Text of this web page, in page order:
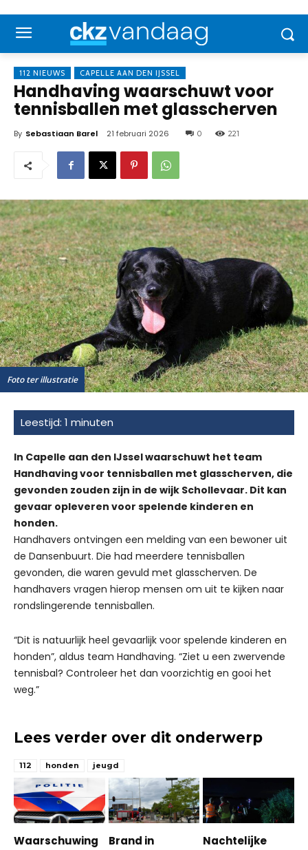
112 NIEUWS CAPELLE AAN DEN IJSSEL
Handhaving waarschuwt voor
tennisballen met glasscherven
By Sebastiaan Barel 21 februari 2026 0 221
Foto ter illustratie
In Capelle aan den IJssel waarschuwt het team
Handhaving voor tennisballen met glasscherven, die
gevonden zouden zijn in de wijk Schollevaar. Dit kan
gevaar opleveren voor spelende kinderen en
honden.
Handhavers ontvingen een melding van een bewoner uit
de Dansenbuurt. Die had meerdere tennisballen
gevonden, die waren gevuld met glasscherven. De
handhavers vragen hierop mensen om uit te kijken naar
rondslingerende tennisballen.
“Dit is natuurlijk heel gevaarlijk voor spelende kinderen en
honden”, aldus team Handhaving. “Ziet u een zwervende
tennisbal? Controleer het dan voorzichtig en gooi het
weg.”
Lees verder over dit onderwerp
112 honden jeugd
Waarschuwing
Brand in
Nachtelijke